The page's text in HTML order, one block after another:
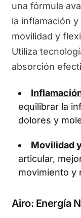
una fórmula
la inflamación
movilidad y
Utiliza
absorción
equilibrar la
dolores y
Movilidad
articular,
movimiento y
Airo: Energía